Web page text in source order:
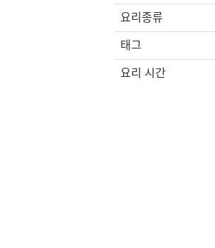
요리종류
태그
요리 시간